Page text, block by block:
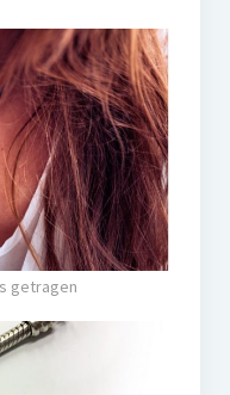
getragen